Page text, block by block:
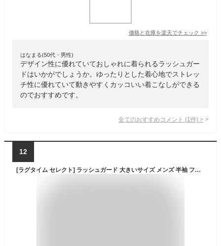
価格と在庫を楽天でチェック >>
はなまる(50代・男性)
デザイン性に優れていておしゃれに着られるラッシュガー
ドはいかがでしょうか。ゆったりとした着心地でストレッ
チ性に優れていて動きやすくカッコいい着こなしができる
のでおすすめです。
全てのおすすめコメント (1 件) >
12
[ラグタイム セレクト] ラッシュガード 大きいサイズ メンズ 半袖 フルジップ OCEAN PACIFIC C290426-14 ブラック 5L